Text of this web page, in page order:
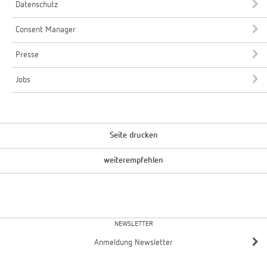
Datenschutz
Consent Manager
Presse
Jobs
Seite drucken
weiterempfehlen
NEWSLETTER
Anmeldung Newsletter